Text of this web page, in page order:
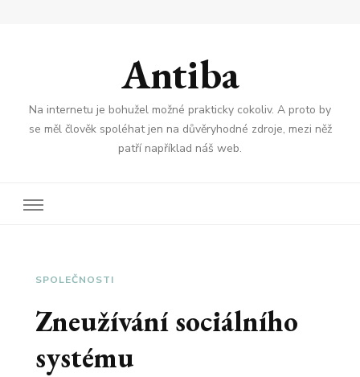
Antiba
Na internetu je bohužel možné prakticky cokoliv. A proto by
se měl člověk spoléhat jen na důvěryhodné zdroje, mezi něž
patří například náš web.
SPOLEČNOSTI
Zneužívání sociálního
systému